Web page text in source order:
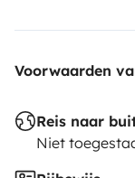
Voorwaarden
Reis naar
Niet